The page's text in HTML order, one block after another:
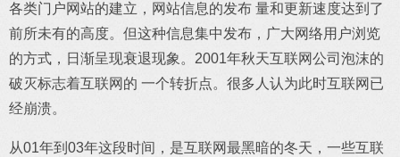
各类门户网站的建立，网站信息的发布 量和更新速度达到了
前所未有的高度。但这种信息集中发布，广大网络用户浏览
的方式，日渐呈现衰退现象。2001年秋天互联网公司泡沫的
破灭标志着互联网的 一个转折点。很多人认为此时互联网已
经崩溃。
从01年到03年这段时间，是互联网最黑暗的冬天，一些互联